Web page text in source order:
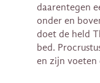
daarentegen
onder en
doet de held
bed.
en zijn voeten